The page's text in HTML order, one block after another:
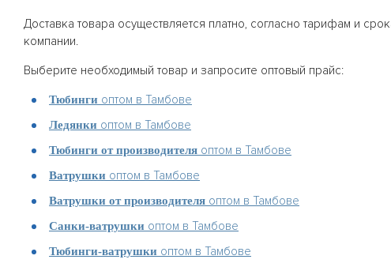
Доставка товара осуществляется платно, согласно тарифам и
компании.
Выберите необходимый товар и запросите оптовый прайс:
Тюбинги оптом в Тамбове
Ледянки оптом в Тамбове
Тюбинги от производителя оптом в Тамбове
Ватрушки оптом в Тамбове
Ватрушки от производителя оптом в Тамбове
Санки-ватрушки оптом в Тамбове
Тюбинги-ватрушки оптом в Тамбове